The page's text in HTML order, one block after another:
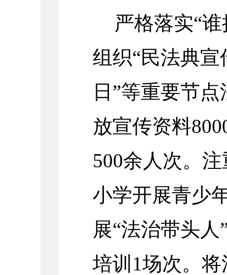
严格落实“
组织“民法典宣
日”等重要节点
放宣传资料
500余人次。
小学开展青少
展“法治带头
培训1场次。